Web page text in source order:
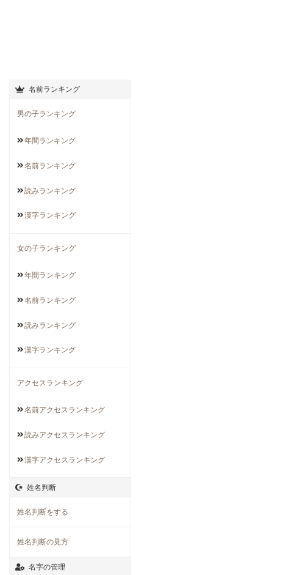
名前ランキング
男の子ランキング
年間 ランキング
名前ランキング
読みランキング
漢字ランキング
女の子ランキング
年間 ランキング
名前ランキング
読みランキング
漢字ランキング
アクセスランキング
名前アクセスランキング
読みアクセスランキング
漢字アクセス ランキング
姓名判断
姓名判断をする
姓名判断の見方
名字の管理